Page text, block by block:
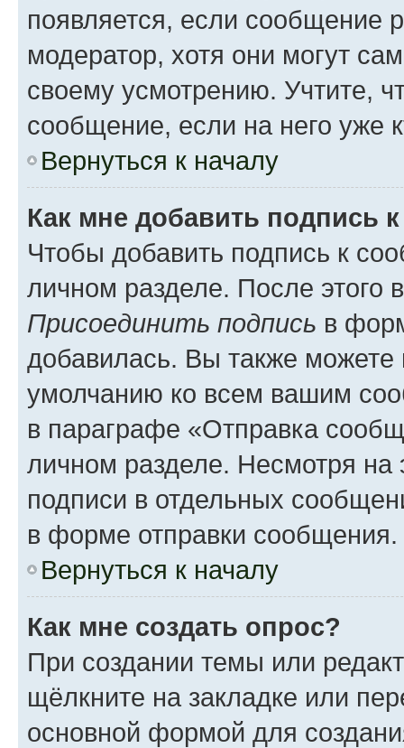
появляется, если сообщение
модератор, хотя они могут
своему усмотрению. Учтите,
сообщение, если на него уже
Вернуться к началу
Как мне добавить подпись
Чтобы добавить подпись к
личном разделе. После этого
Присоединить подпись в
добавилась. Вы также можете
умолчанию ко всем вашим
в параграфе «Отправка
личном разделе. Несмотря на
подписи в отдельных
в форме отправки сообщения.
Вернуться к началу
Как мне создать опрос?
При создании темы или
щёлкните на закладке или
основной формой для